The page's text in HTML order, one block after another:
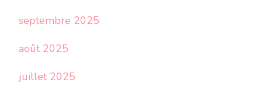
septembre 2025
août 2025
juillet 2025